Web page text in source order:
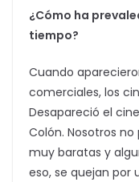
¿Cómo ha
tiempo?
Cuando
comerciales, los
Desapareció el
Colón. Nosotros
muy baratas y
eso, se quejan por